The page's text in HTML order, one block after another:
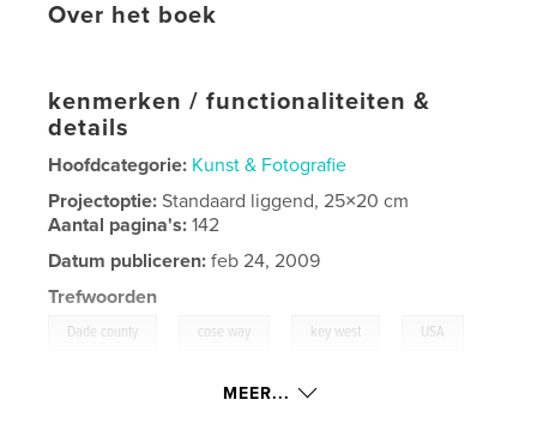
Over het boek
kenmerken / functionaliteiten &
details
Hoofdcategorie: Kunst & Fotografie
Projectoptie:Standaard liggend, 25×20 cm
Aantal pagina's:142
Datum publiceren: feb 24, 2009
Trefwoorden
Dade county cose way key west USA
MEER...